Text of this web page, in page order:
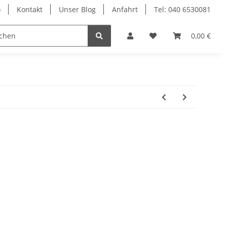
Kontakt Unser Blog Anfahrt Tel: 040 6530081
0,00 €
Ersatzteile